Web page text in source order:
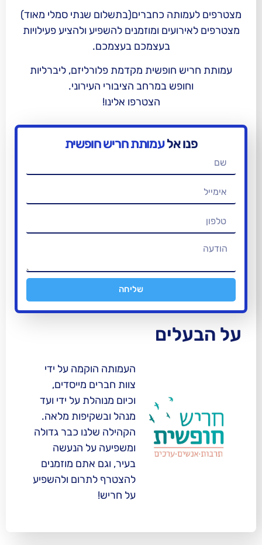
כחברים(בתשלום שנתי סמלי מאוד)
ומוזמנים להשפיע ולהציע פעילויות
בעצמכם בעצמכם.
חופשית מקדמת פלורליזם, ליברליות
במרחב הציבורי העירוני.
עמותת חריש חופשית
העמותה הוקמה על ידי
צוות חברים מייסדים,
וכיום מנוהלת על ידי ועד
מנהל ובשקיפות מלאה.
הקהילה שלנו כבר גדולה
ומשפיעה על הנעשה
בעיר, וגם אתם מוזמנים
להצטרף לתרום ולהשפיע